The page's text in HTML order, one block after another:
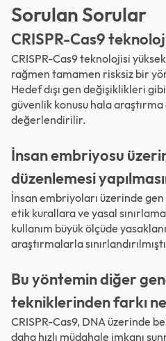
Sorulan Sorular
CRISPR-Cas9
CRISPR-Cas9 teknolojisi
rağmen tamamen risksiz bir
Hedef dışı gen değişiklikleri
güvenlik konusu hala araştırma
değerlendirilir.
İnsan embriyosu
düzenlemesi
İnsan embriyoları üzerinde gen
etik kurallara ve yasal
kullanım büyük ölçüde
araştırmalarla
Bu yöntemin diğer
tekniklerinden farkı
CRISPR-Cas9, DNA üzerinde
daha hızlı müdahale imkanı